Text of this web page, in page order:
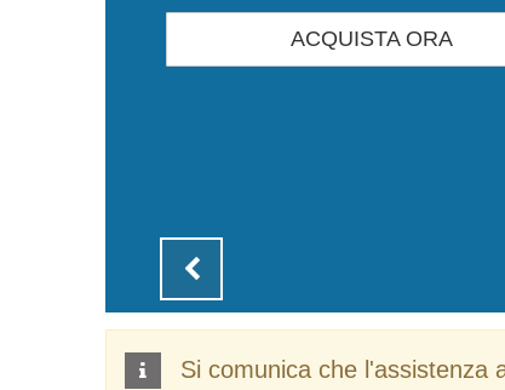
ACQUISTA ORA
Si comunica che l'assistenza